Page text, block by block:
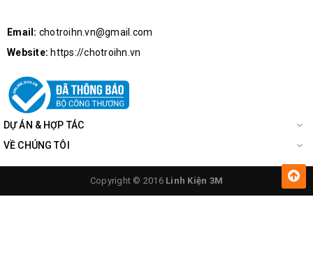
Email: chotroihn.vn@gmail.com
Website: https://chotroihn.vn
DỰ ÁN & HỢP TÁC
VỀ CHÚNG TÔI
Copyright © 2016 Linh Kiện 3M